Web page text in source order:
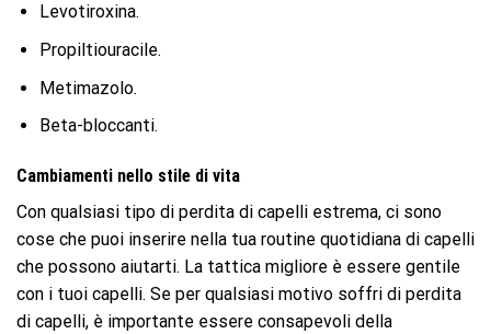
Levotiroxina.
Propiltiouracile.
Metimazolo.
Beta-bloccanti.
Cambiamenti nello stile di vita
Con qualsiasi tipo di perdita di capelli estrema, ci sono
cose che puoi inserire nella tua routine quotidiana di capelli
che possono aiutarti. La tattica migliore è essere gentile
con i tuoi capelli. Se per qualsiasi motivo soffri di perdita
di capelli, è importante essere consapevoli della